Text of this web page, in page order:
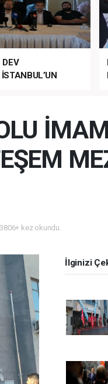
DEV
kez okundu.
İlginizi